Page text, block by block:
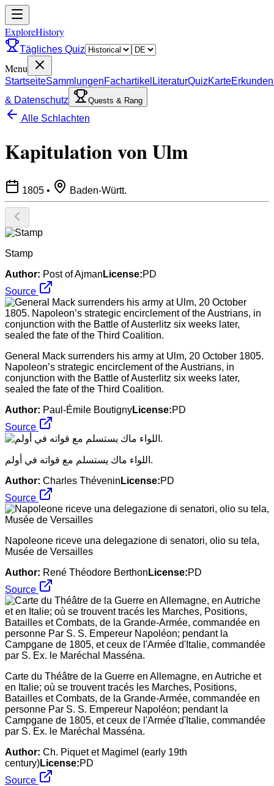
ExploreHistory
Tägliches Quiz
Menu
StartseiteSammlungenFachartikel LiteraturQuizKarteErkunden
& Datenschutz
Quests & Rang
Alle Schlachten
Kapitulation von Ulm
1805 • Baden-Württ.
Stamp
Author: Post of Ajman License:PD
Source
General Mack surrenders his army at Ulm, 20 October 1805.
Napoleon’s strategic encirclement of the Austrians, in
conjunction with the Battle of Austerlitz six weeks later,
sealed the fate of the Third Coalition.
Author: Paul-Émile BoutignyLicense:PD
Source
اللواء ماك يستسلم مع قواته في أولم.
Author: Charles Thévenin License:PD
Source
Napoleone riceve una delegazione di senatori, olio su tela,
Musée de Versailles
Author: René Théodore Berthon License:PD
Source
Carte du Théâtre de la Guerre en Allemagne, en Autriche et
en Italie; où se trouvent tracés les Marches, Positions,
Batailles et Combats, de la Grande-Armée, commandée en
personne Par S. S. Empereur Napoléon; pendant la
Campgane de 1805, et ceux de l'Armée d'Italie, commandée
par S. Ex. le Maréchal Masséna.
Author: Ch. Piquet et Magimel (early 19th
century)License:PD
Source